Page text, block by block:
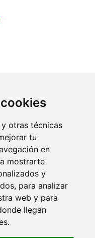
otras técnicas
tu
en
mostrarte
y
para analizar
web y para
llegan
Política de